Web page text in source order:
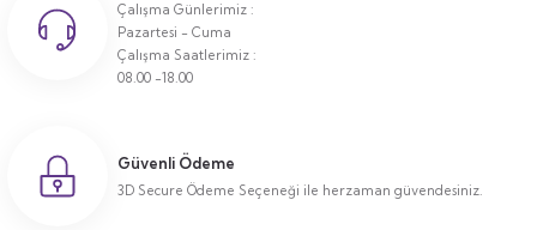
Çalışma Günlerimiz :
Pazartesi - Cuma
Çalışma Saatlerimiz :
08.00 -18.00
Güvenli Ödeme
3D Secure Ödeme Seçeneği ile herzaman güvendesiniz.